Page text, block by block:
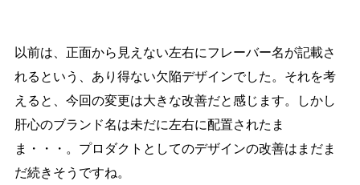
以前は、正面から見えない左右にフレーバー名が記載さ
れるという、あり得ない欠陥デザインでした。それを考
えると、今回の変更は大きな改善だと感じます。しかし
肝心のブランド名は未だに左右に配置されたま
ま・・・。プロダクトとしてのデザインの改善はまだま
だ続きそうですね。